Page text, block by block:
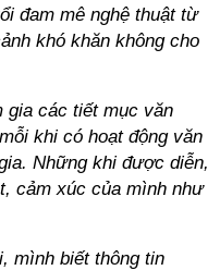
đam mê nghệ thuật từ
khó khăn không cho
gia các tiết mục văn
khi có hoạt động văn
Những khi được diễn,
cảm xúc của mình như
mình biết thông tin